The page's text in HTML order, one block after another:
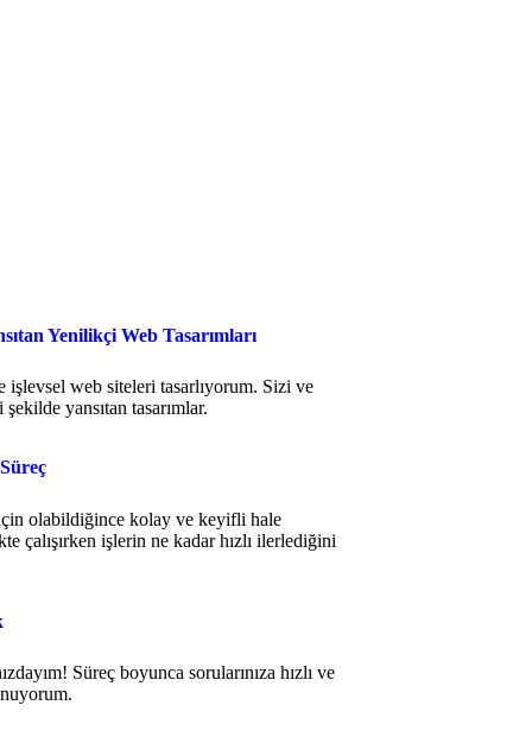
Yenilikçi Web Tasarımları
işlevsel web siteleri tasarlıyorum. Sizi ve
yansıtan tasarımlar.
olabildiğince kolay ve keyifli hale
çalışırken işlerin ne kadar hızlı ilerlediğini
Süreç boyunca sorularınıza hızlı ve